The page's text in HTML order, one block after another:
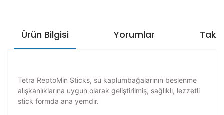
Ürün Bilgisi Yorumlar
Tetra ReptoMin Sticks, su kaplumbağalarının beslenme
alışkanlıklarına uygun olarak geliştirilmiş, sağlıklı, lezzetli
stick formda ana yemdir.